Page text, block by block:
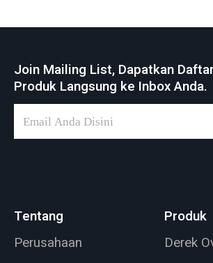
Join Mailing List, Dapatkan
Produk Langsung ke Inbox Anda.
Tentang
Perusahaan
Produk
Derek